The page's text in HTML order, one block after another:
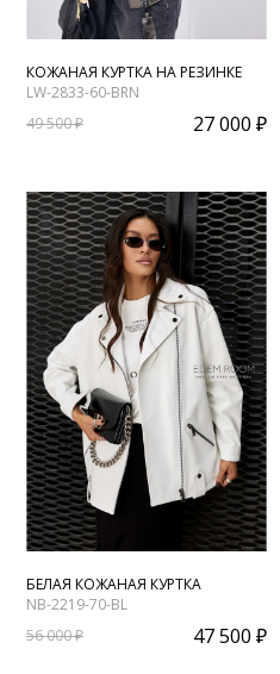
КОЖАНАЯ КУРТКА НА РЕЗИНКЕ
LW-2833-60-BRN
49 500 ₽
27 000 ₽
БЕЛАЯ КОЖАНАЯ КУРТКА
NB-2219-70-BL
56 000 ₽
47 500 ₽